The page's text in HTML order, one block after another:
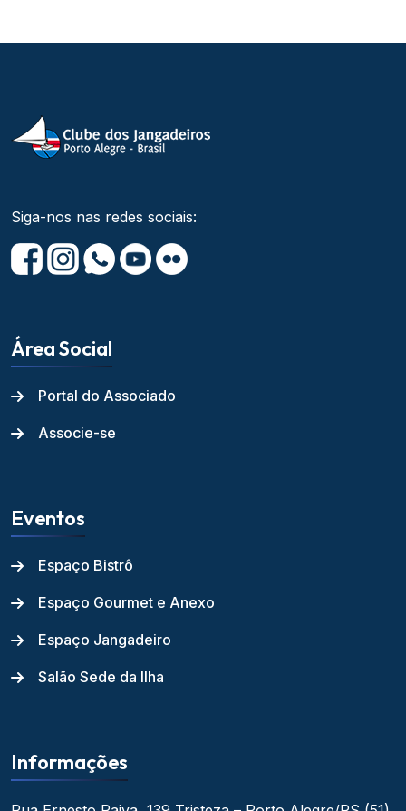
Siga-nos nas redes sociais:
Área Social
Portal do Associado
Associe-se
Eventos
Espaço Bistrô
Espaço Gourmet e Anexo
Espaço Jangadeiro
Salão Sede da Ilha
Informações